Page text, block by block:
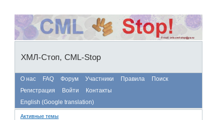
ХМЛ-Стоп, CML-Stop
О нас FAQ Форум Участники Правила
Поиск
Регистрация
Войти
Контакты
English (Google translation)
Активные темы